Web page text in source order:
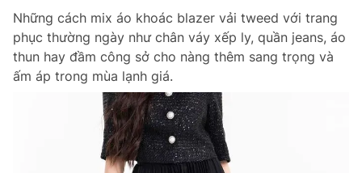
Những cách mix áo khoác blazer vải tweed với trang
phục thường ngày như chân váy xếp ly, quần jeans, áo
thun hay đầm công sở cho nàng thêm sang trọng và
ấm áp trong mùa lạnh giá.